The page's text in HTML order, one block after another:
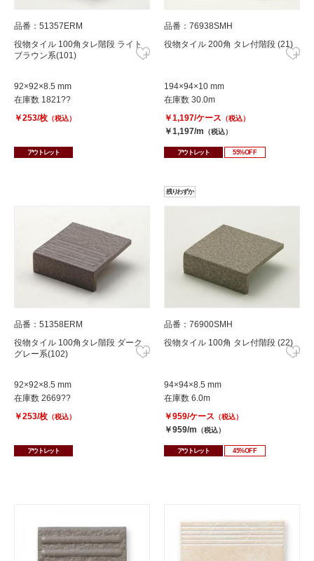
品番：51357ERM
役物タイル 100角タレ階段 ライト
ブラウン系(101)
92×92×8.5 mm
在庫数 1821??
￥253/枚 （税込）
アウトレット
品番：76938SMH
役物タイル 200角 タレ付階段 (21)
194×94×10 mm
在庫数 30.0m
￥1,197/ケース （税込）
￥1,197/m （税込）
アウトレット 55%OFF
品番：51358ERM
役物タイル 100角タレ階段 ダーク
グレー系(102)
92×92×8.5 mm
在庫数 2669??
￥253/枚 （税込）
アウトレット
残りわずか
品番：76900SMH
役物タイル 100角 タレ付階段 (22)
94×94×8.5 mm
在庫数 6.0m
￥959/ケース （税込）
￥959/m （税込）
アウトレット 45%OFF